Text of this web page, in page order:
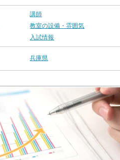
講師
教室の設備・雰囲気
入試情報
兵庫県